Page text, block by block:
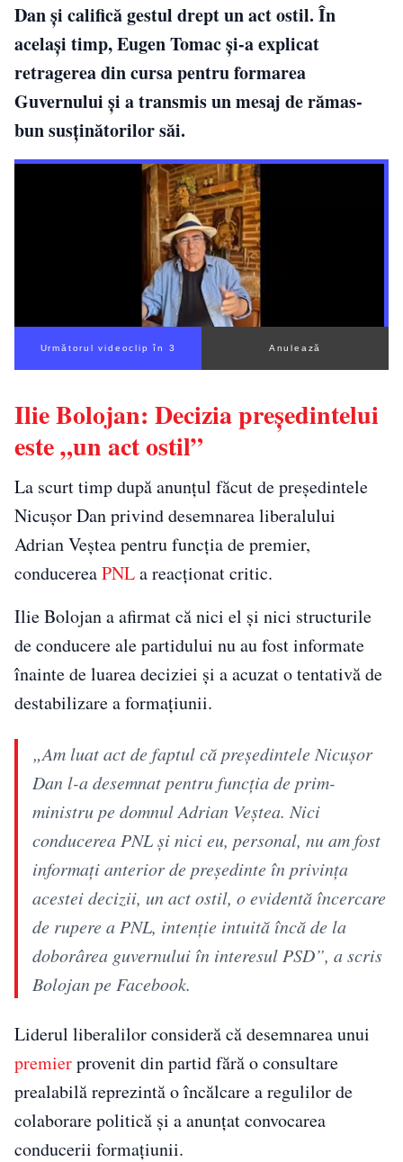
Dan și califică gestul drept un act ostil. În
același timp, Eugen Tomac și-a explicat
retragerea din cursa pentru formarea
Guvernului și a transmis un mesaj de rămas-
bun susținătorilor săi.
Următorul videoclip în 2 Anulează
Ilie Bolojan: Decizia președintelui
este „un act ostil”
La scurt timp după anunțul făcut de președintele
Nicușor Dan privind desemnarea liberalului
Adrian Veștea pentru funcția de premier,
conducereaPNLa reacționat critic.
Ilie Bolojan a afirmat că nici el și nici structurile
de conducere ale partidului nu au fost informate
înainte de luarea deciziei și a acuzat o tentativă de
destabilizare a formațiunii.
„Am luat act de faptul că preşedintele Nicuşor
Dan l-a desemnat pentru funcţia de prim-
ministru pe domnul Adrian Veştea. Nici
conducerea PNL şi nici eu, personal, nu am fost
informaţi anterior de preşedinte în privinţa
acestei decizii, un act ostil, o evidentă încercare
de rupere a PNL, intenţie intuită încă de la
doborârea guvernului în interesul PSD”, a scris
Bolojan pe Facebook.
Liderul liberalilor consideră că desemnarea unui
premierprovenit din partid fără o consultare
prealabilă reprezintă o încălcare a regulilor de
colaborare politică și a anunțat convocarea
conducerii formațiunii.